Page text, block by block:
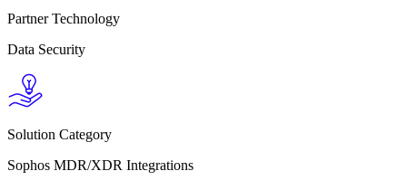
Partner Technology
Data Security
Solution Category
Sophos MDR/XDR Integrations